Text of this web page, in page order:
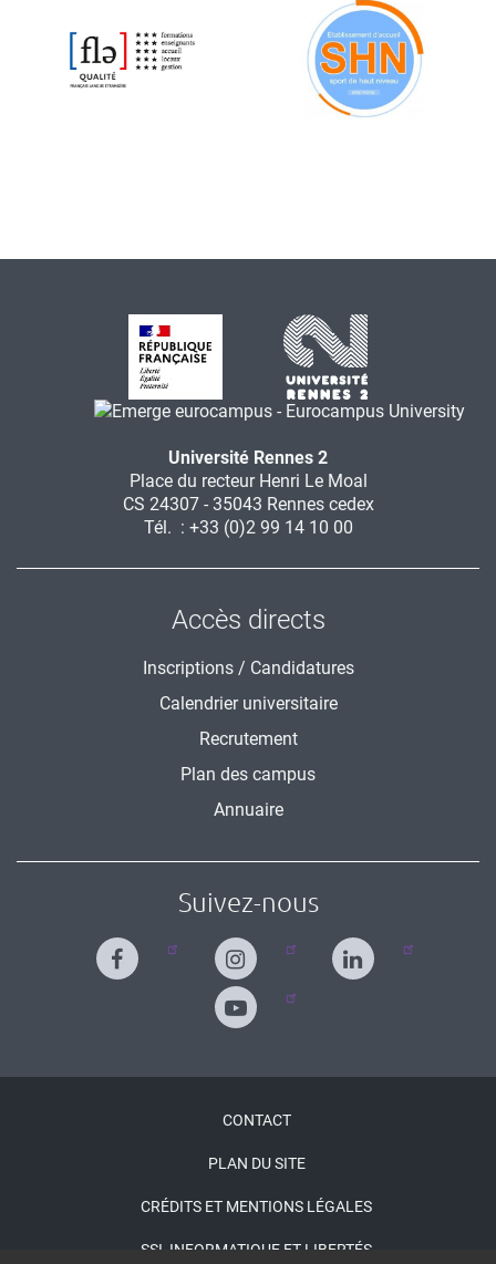
Université Rennes 2
Place du recteur Henri Le Moal
CS 24307 - 35043 Rennes cedex
Tél. : +33 (0)2 99 14 10 00
Accès directs
Inscriptions / Candidatures
Calendrier universitaire
Recrutement
Plan des campus
Annuaire
Suivez-nous
CONTACT
PLAN DU SITE
CRÉDITS ET MENTIONS LÉGALES
SSI, INFORMATIQUE ET LIBERTÉS